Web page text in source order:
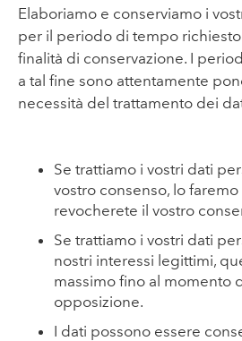
Elaboriamo e conserviamo i
per il periodo di tempo
finalità di conservazione. I
a tal fine sono attentamente
necessità del trattamento dei
Se trattiamo i vostri dati
vostro consenso, lo
revocherete il vostro
Se trattiamo i vostri dati
nostri interessi legittimi,
massimo fino al momento
opposizione.
I dati possono essere